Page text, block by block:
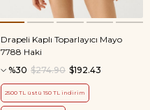
Drapeli Kaplı Toparlayıcı Mayo
7788 Haki
%30
$192.43
$274.90
2500 TL üstü 150 TL indirim